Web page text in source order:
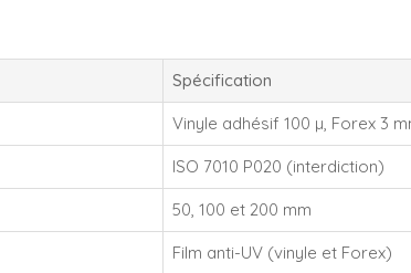
Spécification
Vinyle adhésif 100 µ, Forex 3
ISO 7010 P020 (interdiction)
50, 100 et 200 mm
Film anti-UV (vinyle et Forex)